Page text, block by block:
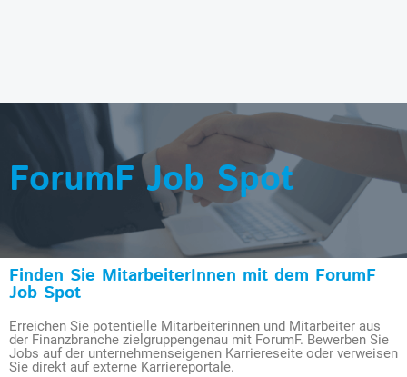
ForumF Job Spot
Finden Sie MitarbeiterInnen mit dem ForumF
Job Spot
Erreichen Sie potentielle Mitarbeiterinnen und Mitarbeiter aus
der Finanzbranche zielgruppengenau mit ForumF. Bewerben Sie
Jobs auf der unternehmenseigenen Karriereseite oder verweisen
Sie direkt auf externe Karriereportale.